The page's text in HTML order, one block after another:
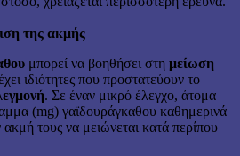
της ακμής
μπορεί να βοηθήσει στη μείωση
ιδιότητες που προστατεύουν το
. Σε έναν μικρό έλεγχο, άτομα
(mg) γαϊδουράγκαθου καθημερινά
τους να μειώνεται κατά περίπου